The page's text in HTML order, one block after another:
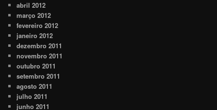
abril 2012
março 2012
fevereiro 2012
janeiro 2012
dezembro 2011
novembro 2011
outubro 2011
setembro 2011
agosto 2011
julho 2011
junho 2011